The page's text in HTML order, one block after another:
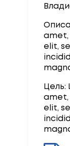
amet,
elit,
Цель:
amet,
elit,